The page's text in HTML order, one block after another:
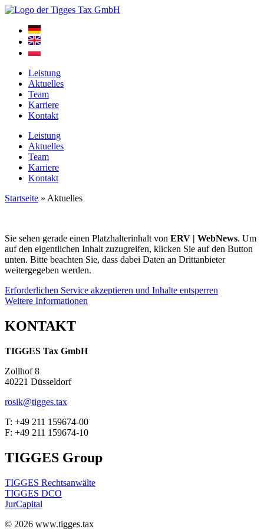
Zum
springen
Leistung
Aktuelles
Team
Karriere
Kontakt
Leistung
Aktuelles
Team
Karriere
Kontakt
Startseite » Aktuelles
Sie sehen gerade einen Platzhalterinhalt von ERV | WebNews. Um
auf den eigentlichen Inhalt zuzugreifen, klicken Sie auf den Button
unten. Bitte beachten Sie, dass dabei Daten an Drittanbieter
weitergegeben werden.
Erforderlichen Service akzeptieren und Inhalte entsperren
Weitere Informationen
KONTAKT
TIGGES Tax GmbH
Zollhof 8
40221 Düsseldorf
rosik@tigges.tax
T: +49 211 159674-00
F: +49 211 159674-10
TIGGES Group
TIGGES Rechtsanwälte
TIGGES DCO
JurCapital
© 2026 www.tigges.tax